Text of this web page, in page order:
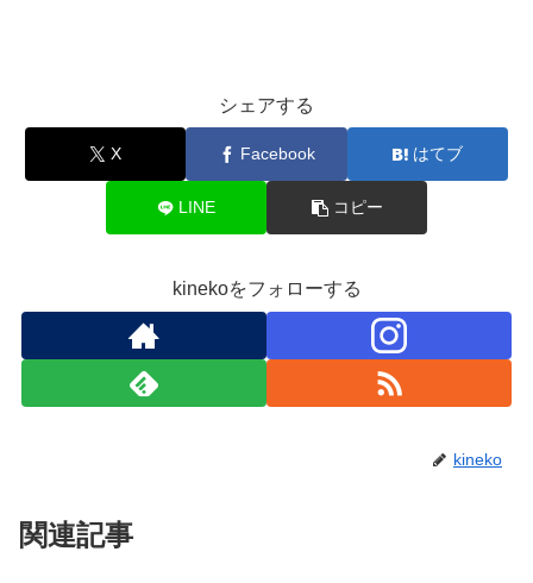
シェアする
X Facebook はてブ
LINE コピー
kinekoをフォローする
kineko
関連記事